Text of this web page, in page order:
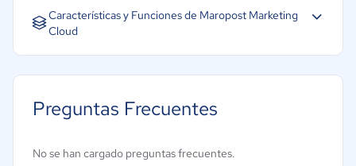
Inglés
Características y Funciones de Maropost Marketing
Cloud
Preguntas Frecuentes
No se han cargado preguntas frecuentes.